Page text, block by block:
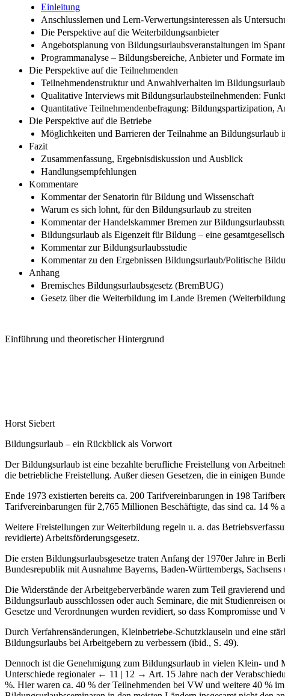
Einleitung
Anschlusslernen und Lern-Verwertungsinteressen als
Die Perspektive auf die Weiterbildungsanbieter
Angebotsplanung von Bildungsurlaubsveranstaltungen im
Programmanalyse – Bildungsbereiche, Anbieter und Formate
Die Perspektive auf die Teilnehmenden
Teilnehmendenstruktur und Anwahlverhalten im Bildungsurlaub
Qualitative Interviews mit Bildungsurlaubsteilnehmenden:
Quantitative Teilnehmendenbefragung: Bildungspartizipation,
Die Perspektive auf die Betriebe
Möglichkeiten und Barrieren der Teilnahme an Bildungsurlaub
Fazit
Zusammenfassung, Ergebnisdiskussion und Ausblick
Handlungsempfehlungen
Kommentare
Kommentar der Senatorin für Bildung und Wissenschaft
Warum es sich lohnt, für den Bildungsurlaub zu streiten
Kommentar der Handelskammer Bremen zur
Bildungsurlaub als Eigenzeit für Bildung – eine
Kommentar zur Bildungsurlaubsstudie
Kommentar zu den Ergebnissen Bildungsurlaub/Politische
Anhang
Bremisches Bildungsurlaubsgesetz (BremBUG)
Gesetz über die Weiterbildung im Lande Bremen
Einführung und theoretischer Hintergrund
Horst Siebert
Bildungsurlaub – ein Rückblick als Vorwort
Der Bildungsurlaub ist eine bezahlte berufliche Freistellung von
die betriebliche Freistellung. Außer diesen Gesetzen, die in einigen
Ende 1973 existierten bereits ca. 200 Tarifvereinbarungen in 198
Tarifvereinbarungen für 2,765 Millionen Beschäftigte, das sind ca. 14
Weitere Freistellungen zur Weiterbildung regeln u. a. das
revidierte) Arbeitsförderungsgesetz.
Die ersten Bildungsurlaubsgesetze traten Anfang der 1970er Jahre in
Bundesrepublik mit Ausnahme Bayerns, Baden-Württembergs,
Die Widerstände der Arbeitgeberverbände waren zum Teil gravierend
Bildungsurlaub ausschlossen oder auch Seminare, die mit Studienreisen
Gesetze und Verordnungen wurden revidiert, so dass Kompromisse und
Durch Verfahrensänderungen, Kleinbetriebe-Schutzklauseln und eine
Bildungsurlaubs bei Arbeitgebern zu verbessern (ibid., S. 49).
Dennoch ist die Genehmigung zum Bildungsurlaub in vielen Klein- und
Unterschiede regionaler ← 11 | 12 → Art. 15 Jahre nach der
%. Hier waren ca. 40 % der Teilnehmenden bei VW und weitere 40 %